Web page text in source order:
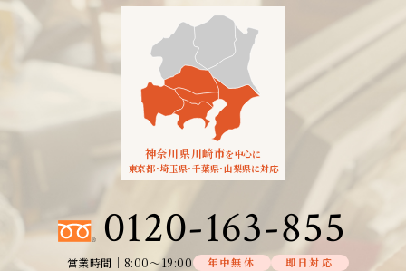
神奈川県川崎市を中心に
東京都・埼玉県・千葉県・山梨県に対応
0120-163-855
営業時間│8:00～19:00 年中無休 即日対応